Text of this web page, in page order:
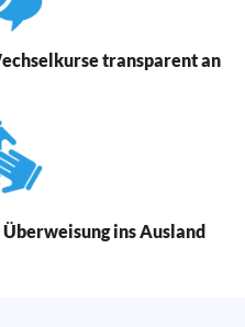
transparent an
ins Ausland